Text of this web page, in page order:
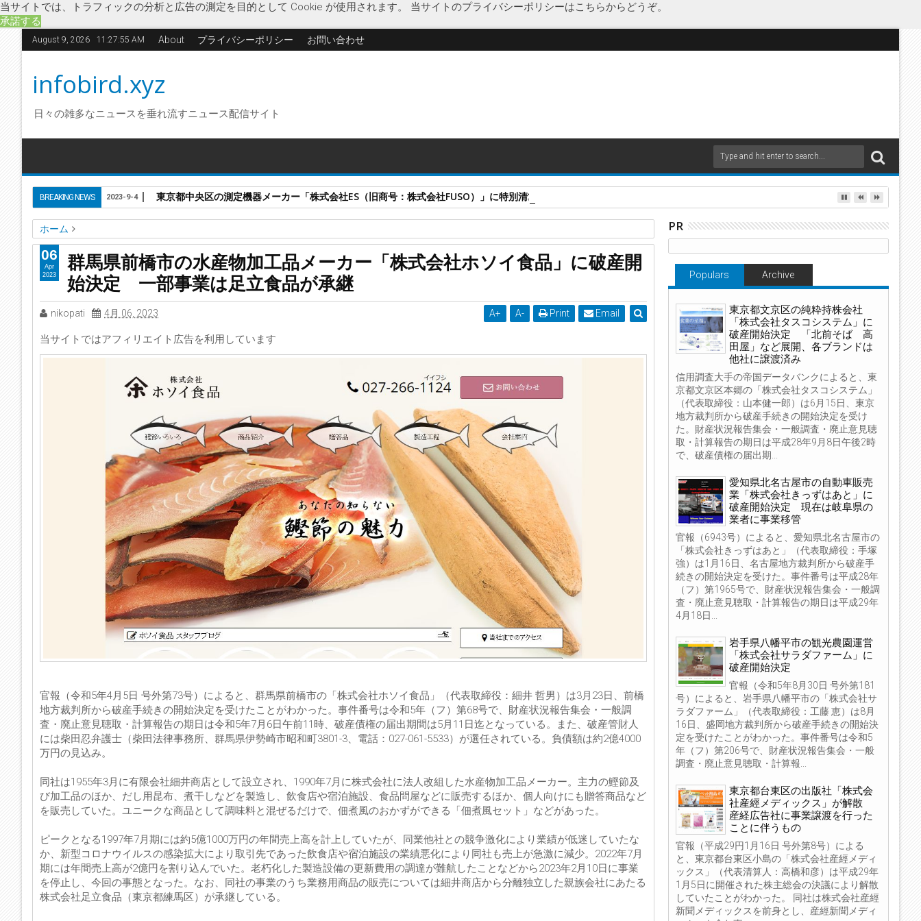
当サイトでは、トラフィックの分析と広告の測定を目的として Cookie が使用されます。 当サイトのプライバシーポリシーはこちらからどうぞ。
承諾する
August 9, 2026 11:27:56 AM About プライバシーポリシー お問い合わせ
infobird.xyz
日々の雑多なニュースを垂れ流すニュース配信サイト
BREAKING NEWS 東京都中央区の測定機器メーカー「株式会社ES（旧商号：株式会社FUSO）」に特別清算開始決定 事業はA-Gas Japanが承継
2023-9-4
ホーム
ホソイ食品
鰹節 企業破綻 群馬県 経済 新型コロナウイルス 水産物加工品メーカー 足立食品 佃煮風セット
破産開始決定
群馬県前橋市の水産物加工品メーカー「株式会社ホソイ食品」に破産開始決定 一部事業は足立食品が承継
群馬県前橋市の水産物加工品メーカー「株式会社ホソイ食品」に破産開
始決定 一部事業は足立食品が承継
nikopati 4月 06, 2023 A+ A- Print Email
当サイトではアフィリエイト広告を利用しています
官報（令和5年4月5日 号外第73号）によると、群馬県前橋市の「株式会社ホソイ食品」（代表取締役：細井 哲男）は3月23日、前橋
地方裁判所から破産手続きの開始決定を受けたことがわかった。事件番号は令和5年（フ）第68号で、財産状況報告集会・一般調
査・廃止意見聴取・計算報告の期日は令和5年7月6日午前11時、破産債権の届出期間は5月11日迄となっている。また、破産管財人
には柴田忍弁護士（柴田法律事務所、群馬県伊勢崎市昭和町3801-3、電話：027-061-5533）が選任されている。負債額は約2億4000
万円の見込み。
同社は1955年3月に有限会社細井商店として設立され、1990年7月に株式会社に法人改組した水産物加工品メーカー。主力の鰹節及
び加工品のほか、だし用昆布、煮干しなどを製造し、飲食店や宿泊施設、食品問屋などに販売するほか、個人向けにも贈答商品など
を販売していた。ユニークな商品として調味料と混ぜるだけで、佃煮風のおかずができる「佃煮風セット」などがあった。
ピークとなる1997年7月期には約5億1000万円の年間売上高を計上していたが、同業他社との競争激化により業績が低迷していたな
か、新型コロナウイルスの感染拡大により取引先であった飲食店や宿泊施設の業績悪化により同社も売上が急激に減少。2022年7月
期には年間売上高が2億円を割り込んでいた。老朽化した製造設備の更新費用の調達が難航したことなどから2023年2月10日に事業
を停止し、今回の事態となった。なお、同社の事業のうち業務用商品の販売については細井商店から分離独立した親族会社にあたる
株式会社足立食品（東京都練馬区）が承継している。
06
Apr
2023
PR
Populars Archive
東京都文京区の純粋持株会社
「株式会社タスコシステム」に
破産開始決定 「北前そば 高
田屋」など展開、各ブランドは
他社に譲渡済み
信用調査大手の帝国データバンクによると、東
京都文京区本郷の「株式会社タスコシステム」
（代表取締役：山本健一郎）は6月15日、東京
地方裁判所から破産手続きの開始決定を受け
た。財産状況報告集会・一般調査・廃止意見聴
取・計算報告の期日は平成28年9月8日午後2時
で、破産債権の届出期...
愛知県北名古屋市の自動車販売
業「株式会社きっずはあと」に
破産開始決定 現在は岐阜県の
業者に事業移管
官報（6943号）によると、愛知県北名古屋市の
「株式会社きっずはあと」（代表取締役：手塚
強）は1月16日、名古屋地方裁判所から破産手
続きの開始決定を受けた。事件番号は平成28年
（フ）第1965号で、財産状況報告集会・一般調
査・廃止意見聴取・計算報告の期日は平成29年
4月18日...
岩手県八幡平市の観光農園運営
「株式会社サラダファーム」に
破産開始決定
官報（令和5年8月30日 号外第181
号）によると、岩手県八幡平市の「株式会社サ
ラダファーム」（代表取締役：工藤 恵）は8月
16日、盛岡地方裁判所から破産手続きの開始決
定を受けたことがわかった。事件番号は令和5
年（フ）第206号で、財産状況報告集会・一般
調査・廃止意見聴取・計算報...
東京都台東区の出版社「株式会
社産經メディックス」が解散
産経広告社に事業譲渡を行った
ことに伴うもの
官報（平成29円1月16日 号外第8号）による
と、東京都台東区小島の「株式会社産經メディ
ックス」（代表清算人：高橋和彦）は平成29年
1月5日に開催された株主総会の決議により解散
していたことがわかった。 同社は株式会社産經
新聞メディックスを前身とし、産經新聞メディ